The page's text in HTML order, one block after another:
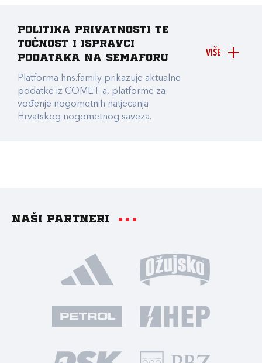
VIŠE
Politika privatnosti te
točnost i ispravci
podataka na Semaforu
Platforma hns.family prikazuje aktualne
podatke iz COMET-a, platforme za
vođenje nogometnih natjecanja
Hrvatskog nogometnog saveza.
Naši partneri